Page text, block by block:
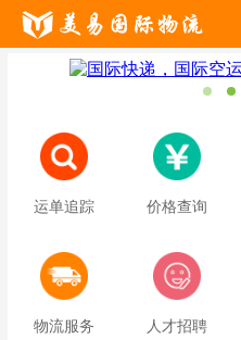
运单追踪 价格查询
物流服务 人才招聘